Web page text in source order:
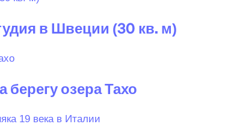
в Швеции (30 кв. м)
озера Тахо